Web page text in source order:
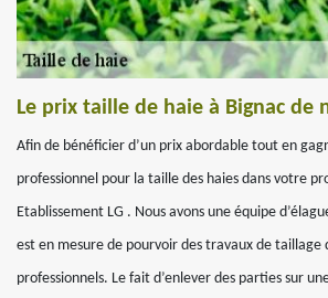
Le prix taille de haie à Bignac de
Afin de bénéficier d’un prix abordable tout en
professionnel pour la taille des haies dans votre
Etablissement LG . Nous avons une équipe
est en mesure de pourvoir des travaux de
professionnels. Le fait d’enlever des parties sur